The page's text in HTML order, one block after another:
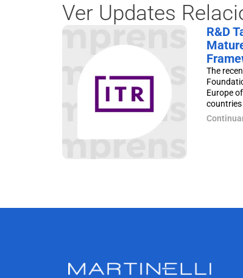
Ver Updates
R&D
The
Europe
countries